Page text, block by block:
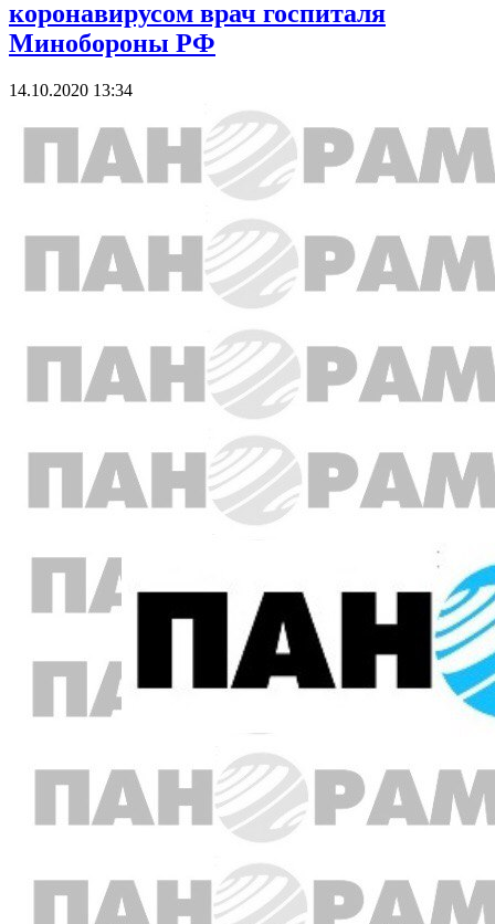
коронавирусом врач госпиталя
Минобороны РФ
14.10.2020 13:34